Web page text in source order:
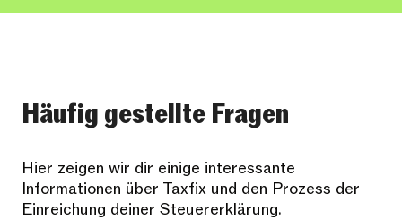
Häufig gestellte Fragen
Hier zeigen wir dir einige interessante
Informationen über Taxfix und den Prozess der
Einreichung deiner Steuererklärung.